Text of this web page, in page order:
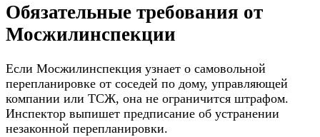
Обязательные требования от
Мосжилинспекции
Если Мосжилинспекция узнает о самовольной
перепланировке от соседей по дому, управляющей
компании или ТСЖ, она не ограничится штрафом.
Инспектор выпишет предписание об устранении
незаконной перепланировки.